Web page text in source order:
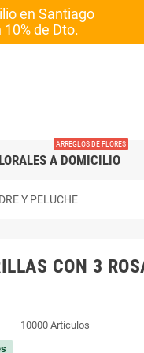
en Santiago
de Dto.
A DOMICILIO
ARREGLOS DE FLORES
Y PELUCHE
CON 3
10000 Artículos